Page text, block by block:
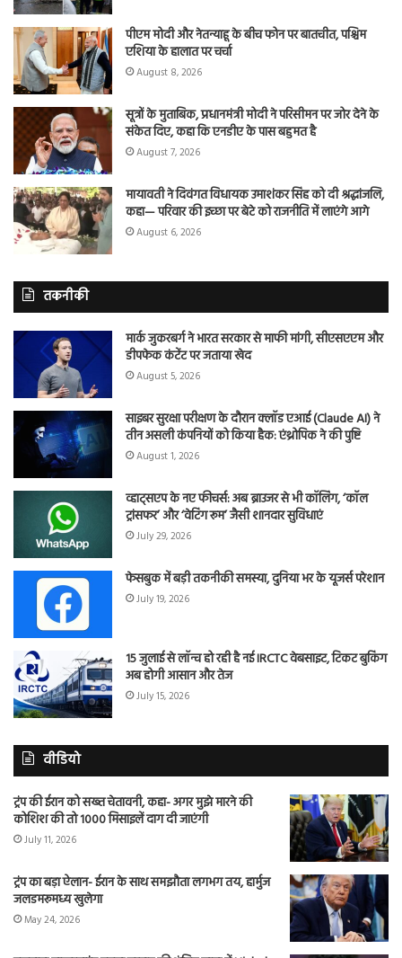
पीएम मोदी और नेतन्याहू के बीच फोन पर बातचीत, पश्चिम
एशिया के हालात पर चर्चा
August 8, 2026
सूत्रों के मुताबिक, प्रधानमंत्री मोदी ने परिसीमन पर जोर देने के
संकेत दिए, कहा कि एनडीए के पास बहुमत है
August 7, 2026
मायावती ने दिवंगत विधायक उमाशंकर सिंह को दी श्रद्धांजलि,
कहा— परिवार की इच्छा पर बेटे को राजनीति में लाएंगे आगे
August 6, 2026
तकनीकी
मार्क जुकरबर्ग ने भारत सरकार से माफी मांगी, सीएसएएम और
डीपफेक कंटेंट पर जताया खेद
August 5, 2026
साइबर सुरक्षा परीक्षण के दौरान क्लॉड एआई (Claude AI) ने
तीन असली कंपनियों को किया हैक: एंथ्रोपिक ने की पुष्टि
August 1, 2026
व्हाट्सएप के नए फीचर्स: अब ब्राउजर से भी कॉलिंग, ‘कॉल
ट्रांसफर’ और ‘वेटिंग रूम’ जैसी शानदार सुविधाएं
July 29, 2026
फेसबुक में बड़ी तकनीकी समस्या, दुनिया भर के यूजर्स परेशान
July 19, 2026
15 जुलाई से लॉन्च हो रही है नई IRCTC वेबसाइट, टिकट बुकिंग
अब होगी आसान और तेज
July 15, 2026
वीडियो
ट्रंप की ईरान को सख्त चेतावनी, कहा- अगर मुझे मारने की
कोशिश की तो 1000 मिसाइलें दाग दी जाएंगी
July 11, 2026
ट्रंप का बड़ा ऐलान- ईरान के साथ समझौता लगभग तय, हार्मुज
जलडमरूमध्य खुलेगा
May 24, 2026